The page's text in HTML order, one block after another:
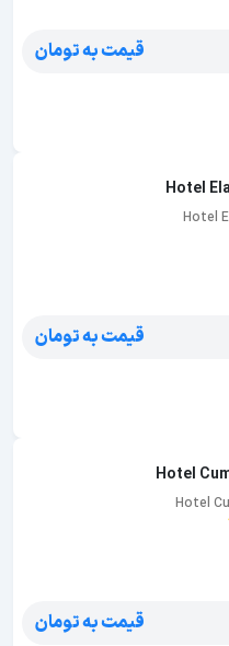
قیمت به تومان
Hotel
Hotel
قیمت به تومان
Hotel
Hotel
قیمت به تومان